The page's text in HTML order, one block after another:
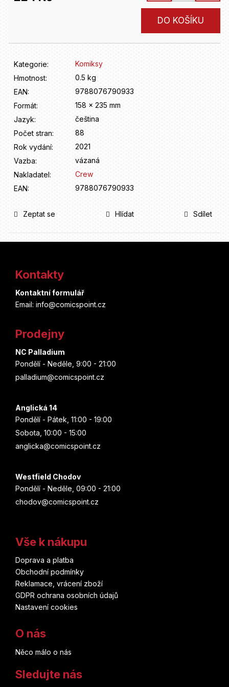
DO KOŠÍKU
Kategorie:
Komiksy
Hmotnost:
0.5 kg
EAN:
9788076790933
Formát:
158 x 235 mm
Jazyk:
čeština
Počet stran:
88
Rok vydání:
2021
Vazba:
vázaná
Nakladatel:
Crew
EAN: 9788076790933
Zeptat se Hlídat Sdílet
r
č
u
e
e
Kontakty
Kontaktní formulář
Email: info@comicspoint.cz
Prodejny
NC Palladium
Pondělí - Neděle, 9:00 - 21:00
palladium@comicspoint.cz
Anglická 14
Pondělí - Pátek, 11:00 - 19:00
Sobota, 10:00 - 15:00
anglicka@comicspoint.cz
Westfield Chodov
Pondělí - Neděle, 09:00 - 21:00
chodov@comicspoint.cz
Vše k nákupu
Doprava a platba
Obchodní podmínky
Reklamace, vrácení zboží
GDPR ochrana osobních údajů
Nastavení cookies
O nás
Něco málo o nás
Sledujte nás